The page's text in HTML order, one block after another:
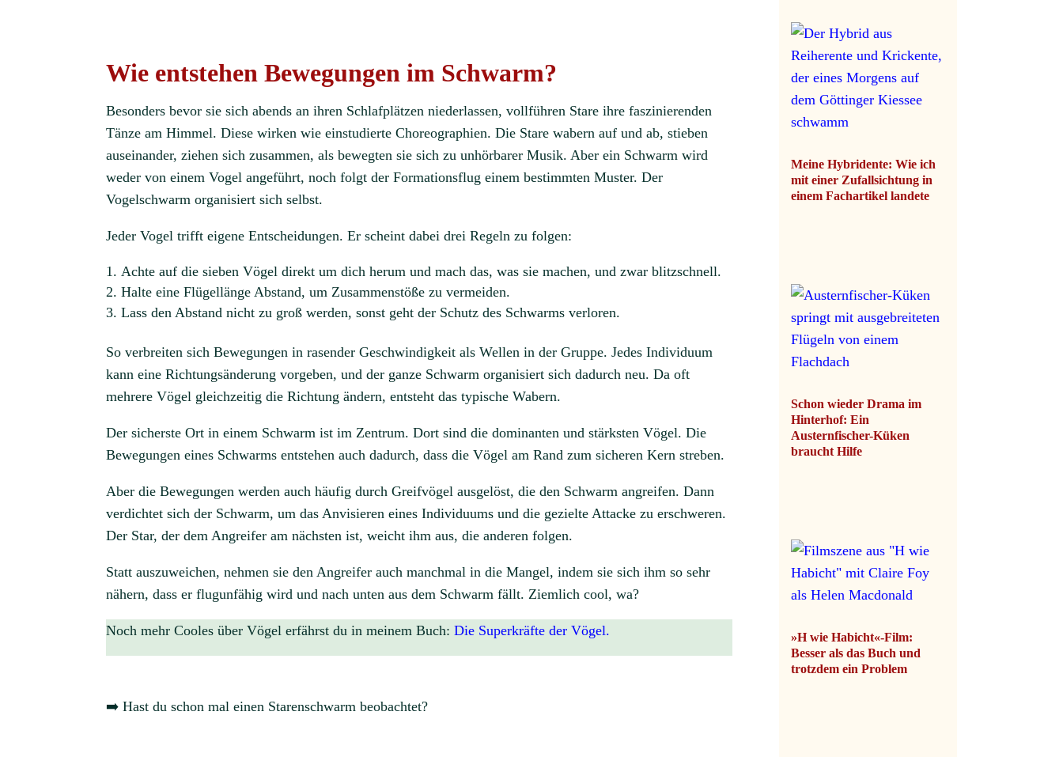
Wie entstehen Bewegungen im Schwarm?
Besonders bevor sie sich abends an ihren Schlafplätzen niederlassen, vollführen Stare ihre faszinierenden
Tänze am Himmel. Diese wirken wie einstudierte Choreographien. Die Stare wabern auf und ab, stieben
auseinander, ziehen sich zusammen, als bewegten sie sich zu unhörbarer Musik. Aber ein Schwarm wird
weder von einem Vogel angeführt, noch folgt der Formationsflug einem bestimmten Muster. Der
Vogelschwarm organisiert sich selbst.
Jeder Vogel trifft eigene Entscheidungen. Er scheint dabei drei Regeln zu folgen:
Achte auf die sieben Vögel direkt um dich herum und mach das, was sie machen, und zwar blitzschnell.
Halte eine Flügellänge Abstand, um Zusammenstöße zu vermeiden.
Lass den Abstand nicht zu groß werden, sonst geht der Schutz des Schwarms verloren.
So verbreiten sich Bewegungen in rasender Geschwindigkeit als Wellen in der Gruppe. Jedes Individuum
kann eine Richtungsänderung vorgeben, und der ganze Schwarm organisiert sich dadurch neu. Da oft
mehrere Vögel gleichzeitig die Richtung ändern, entsteht das typische Wabern.
Der sicherste Ort in einem Schwarm ist im Zentrum. Dort sind die dominanten und stärksten Vögel. Die
Bewegungen eines Schwarms entstehen auch dadurch, dass die Vögel am Rand zum sicheren Kern streben.
Aber die Bewegungen werden auch häufig durch Greifvögel ausgelöst, die den Schwarm angreifen. Dann
verdichtet sich der Schwarm, um das Anvisieren eines Individuums und die gezielte Attacke zu erschweren.
Der Star, der dem Angreifer am nächsten ist, weicht ihm aus, die anderen folgen.
Statt auszuweichen, nehmen sie den Angreifer auch manchmal in die Mangel, indem sie sich ihm so sehr
nähern, dass er flugunfähig wird und nach unten aus dem Schwarm fällt. Ziemlich cool, wa?
Noch mehr Cooles über Vögel erfährst du in meinem Buch:Die Superkräfte der Vögel.
➡️ Hast du schon mal einen Starenschwarm beobachtet?
Meine Hybridente: Wie ich
mit einer Zufallsichtung in
einem Fachartikel landete
Schon wieder Drama im
Hinterhof: Ein
Austernfischer-Küken
braucht Hilfe
»H wie Habicht«-Film:
Besser als das Buch und
trotzdem ein Problem